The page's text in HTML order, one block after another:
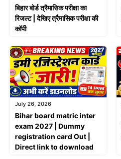
बिहार बोर्ड त्रैमासिक परीक्षा का
रिजल्ट | देखिए त्रैमासिक परीक्षा की
कॉपी
July 26, 2026
Bihar board matric inter
exam 2027 | Dummy
registration card Out |
Direct link to download